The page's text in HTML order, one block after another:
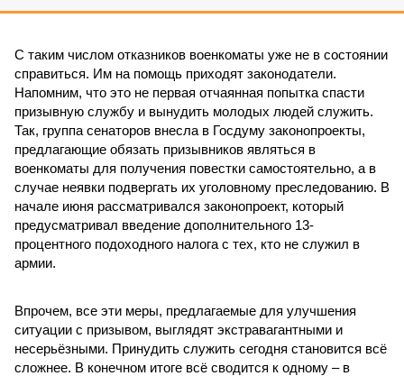
С таким числом отказников военкоматы уже не в состоянии
справиться. Им на помощь приходят законодатели.
Напомним, что это не первая отчаянная попытка спасти
призывную службу и вынудить молодых людей служить.
Так, группа сенаторов внесла в Госдуму законопроекты,
предлагающие обязать призывников являться в
военкоматы для получения повестки самостоятельно, а в
случае неявки подвергать их уголовному преследованию. В
начале июня рассматривался законопроект, который
предусматривал введение дополнительного 13-
процентного подоходного налога с тех, кто не служил в
армии.
Впрочем, все эти меры, предлагаемые для улучшения
ситуации с призывом, выглядят экстравагантными и
несерьёзными. Принудить служить сегодня становится всё
сложнее. В конечном итоге всё сводится к одному – в